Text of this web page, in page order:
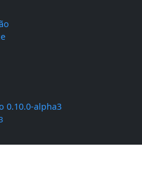
0.10.0-alpha3